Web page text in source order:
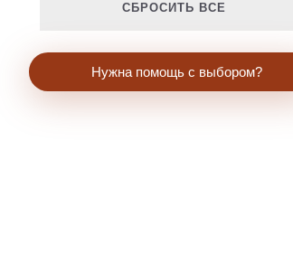
СБРОСИТЬ ВСЕ
Нужна помощь с выбором?